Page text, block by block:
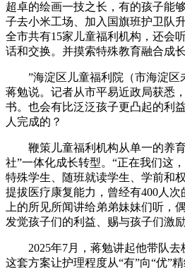
超卓的绘画一技之长，有的孩子能
子去小米工场、加入国旗班护卫队
全市共有15家儿童福利机构，还会
话和交换。并摸索特殊教育融合成长
”海淀区儿童福利院（市海淀区
蒋勉说。记者从市平易近政局获悉
书。也会有比泛泛孩子更凸起的利
人完成的？
鞭策儿童福利机构从单一的养育
社”一体化成长转型。“正在我们这
特殊学生、随班就读学生、学前和
提拔医疗康复能力，曾经有400人
上的所见所闻讲给弟弟妹妹们听，
发觉孩子们的利益、赐与孩子们激励
2025年7月，蒋勉讲起他带队去
这套方案让护理程度从“有”向“优”